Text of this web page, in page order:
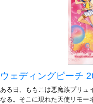
ウェディングピーチ
ある日、ももこは悪魔族プリュ
なる。そこに現れた天使リモー